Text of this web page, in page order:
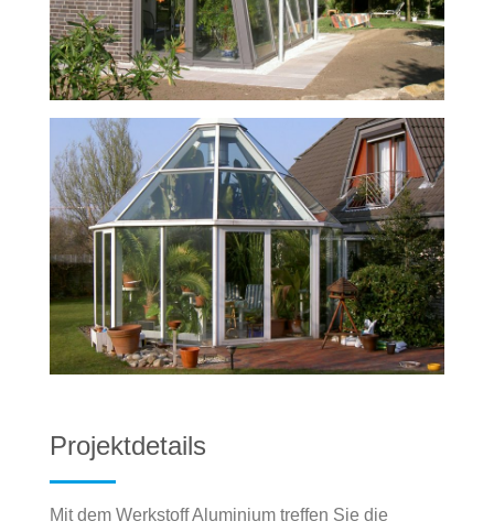
Projektdetails
Mit dem Werkstoff Aluminium treffen Sie die